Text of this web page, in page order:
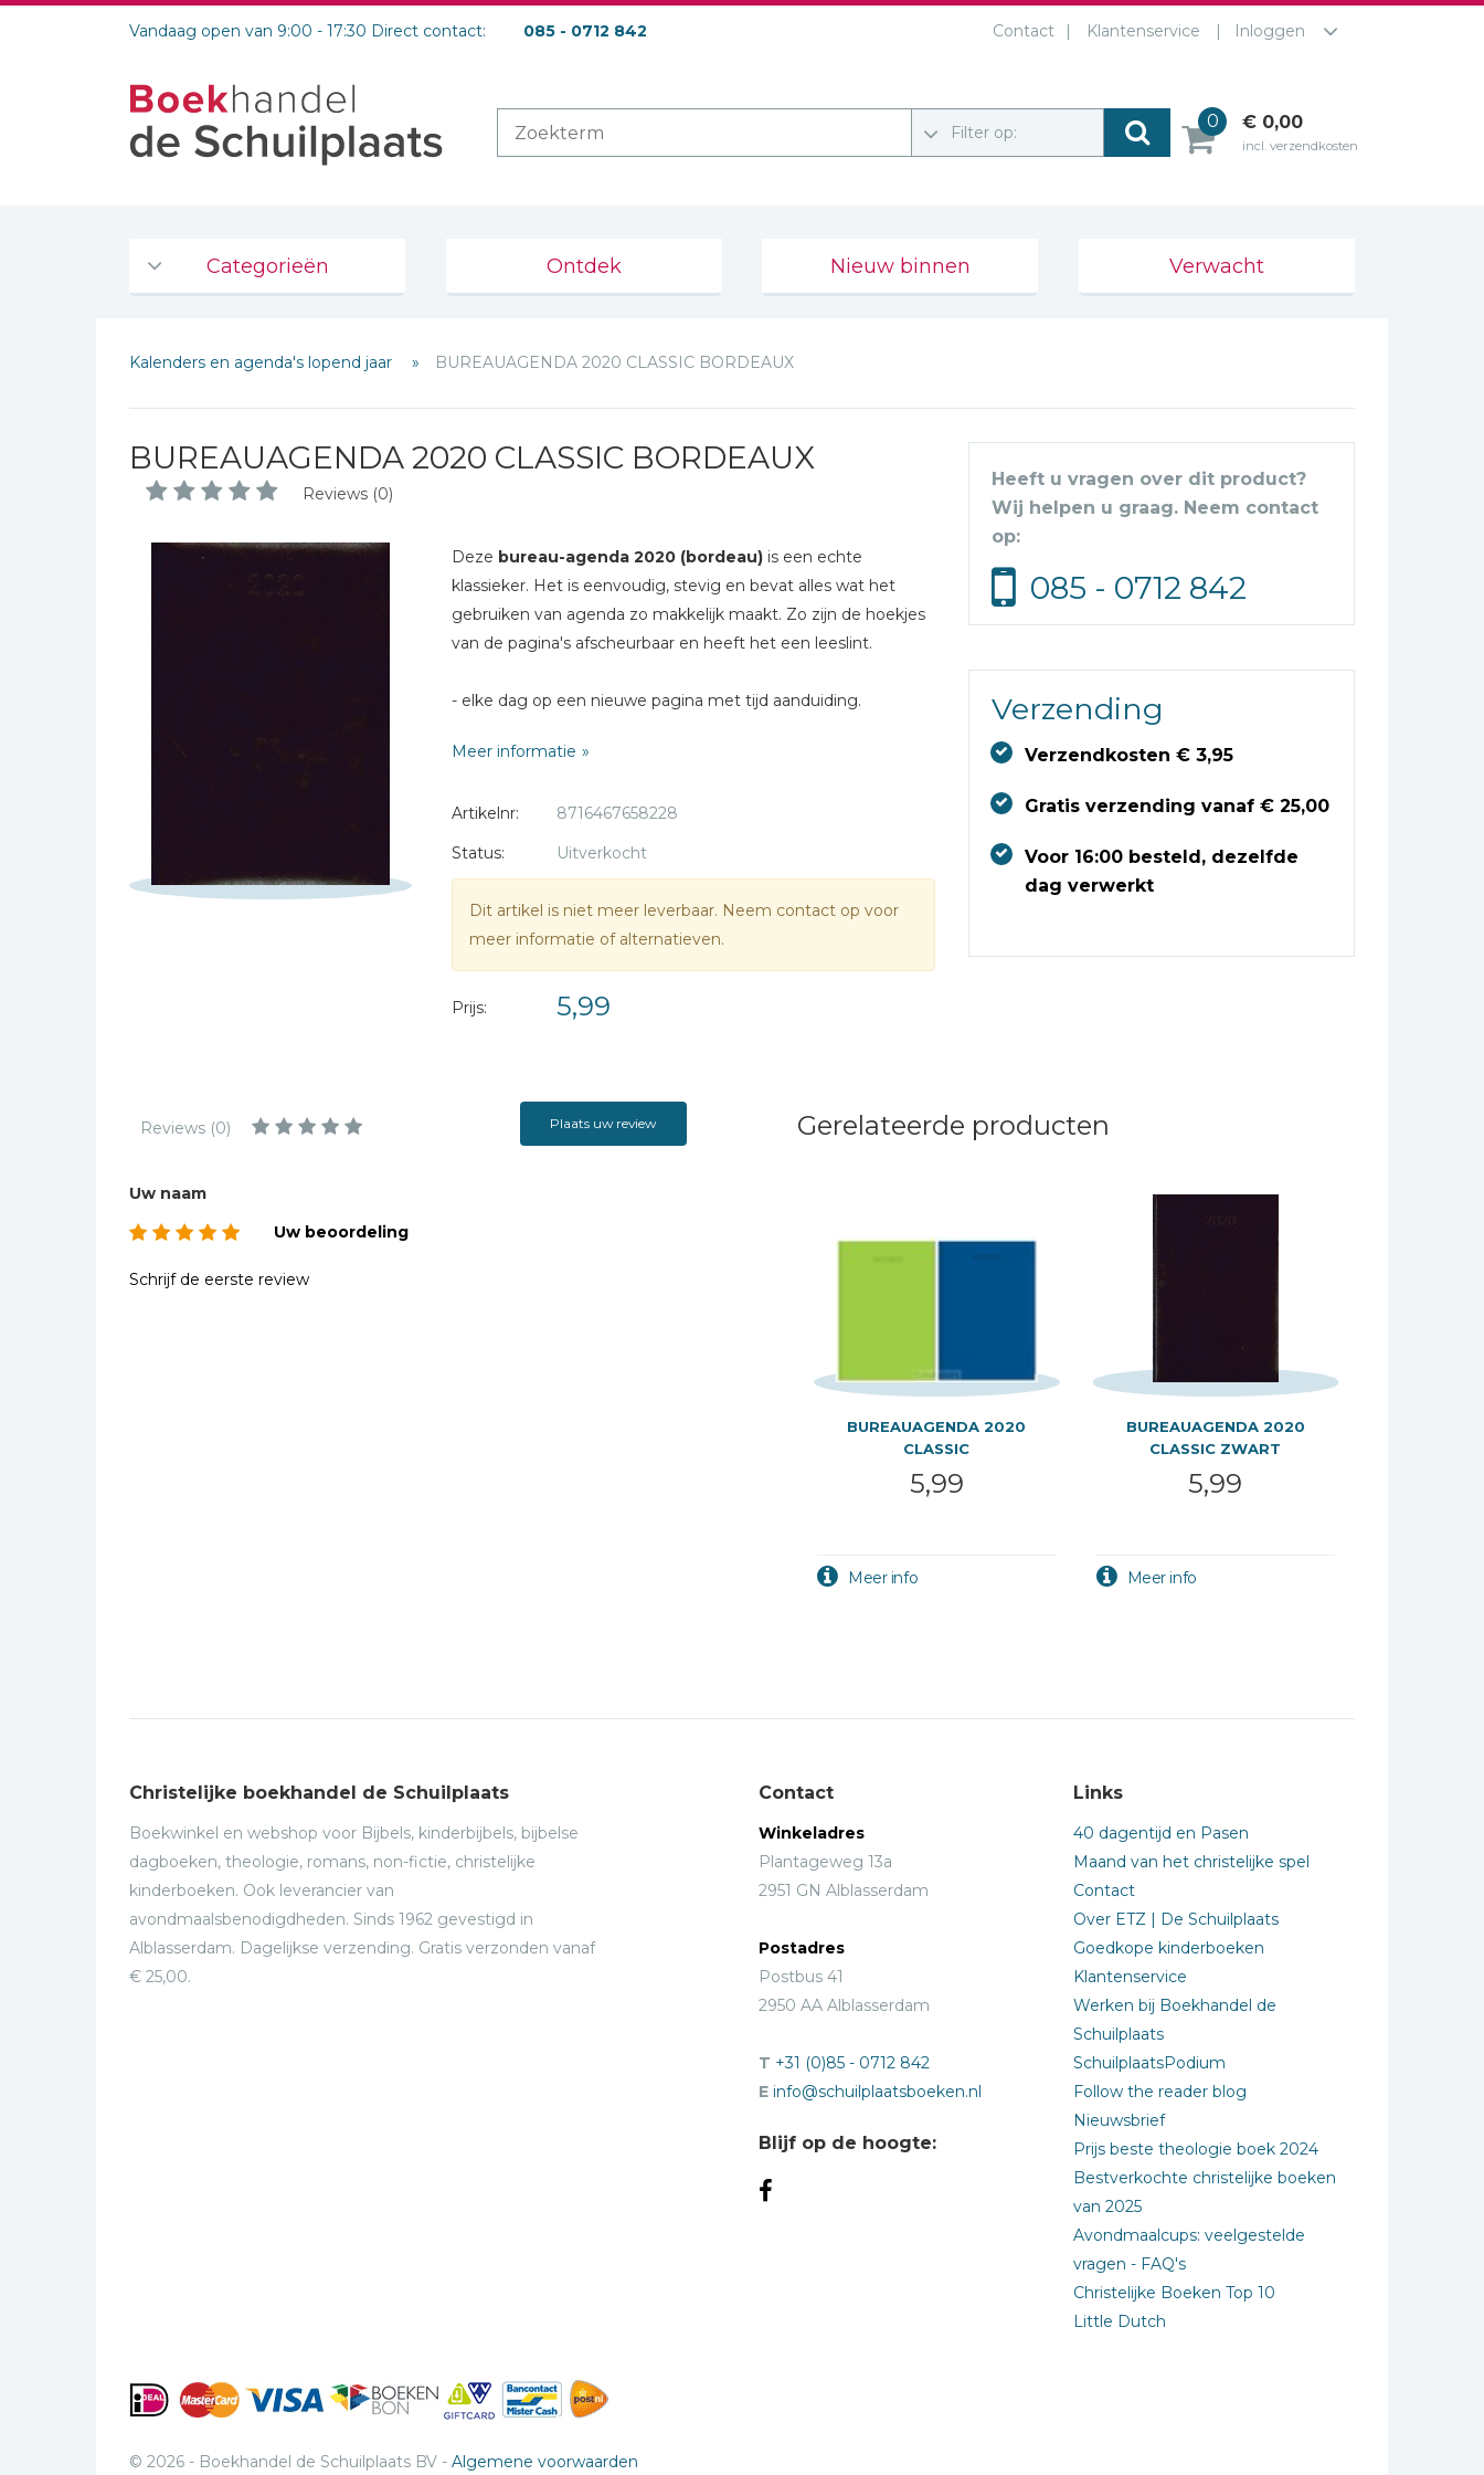
Vandaag open van 9:00 - 17:30 Direct contact: 085 - 0712 842 Contact Klantenservice Inloggen
Filter op:
0 € 0,00
incl. verzendkosten
Categorieën
De Bijbel
Bijbelse Dagboeken 2026
Bijbelstudie groepen
Israël / Jodendom
Leiderschap
Regio | Alblasserwaard
Romans
Toeristische kaarten en
gidsen
Ontdek Nieuw binnen Verwacht
Kalenders en agenda's lopend jaar BUREAUAGENDA 2020 CLASSIC BORDEAUX
BUREAUAGENDA 2020 CLASSIC BORDEAUX
Reviews (0)
Deze bureau-agenda 2020 (bordeau) is een echte
klassieker. Het is eenvoudig, stevig en bevat alles wat het
gebruiken van agenda zo makkelijk maakt. Zo zijn de hoekjes
van de pagina's afscheurbaar en heeft het een leeslint.
- elke dag op een nieuwe pagina met tijd aanduiding.
Meer informatie
Artikelnr:
8716467658228
Status:
Uitverkocht
Dit artikel is niet meer leverbaar. Neem contact op voor
meer informatie of alternatieven.
Prijs: 5,99
Heeft u vragen over dit product?
Wij helpen u graag. Neem contact
op:
085 - 0712 842
Verzending
Verzendkosten € 3,95
Gratis verzending vanaf € 25,00
Voor 16:00 besteld, dezelfde
dag verwerkt
Reviews (0) Plaats uw review
Schrijf hieronder je review!
Sterren
Uw naam
Uw beoordeling
Schrijf de eerste review
Gerelateerde producten
BUREAUAGENDA 2020
CLASSIC
5,99
BUREAUAGENDA 2020
CLASSIC ZWART
5,99
Christelijke boekhandel de Schuilplaats
Boekwinkel en webshop voor Bijbels, kinderbijbels, bijbelse
dagboeken, theologie, romans, non-fictie, christelijke
kinderboeken. Ook leverancier van
avondmaalsbenodigdheden. Sinds 1962 gevestigd in
Alblasserdam. Dagelijkse verzending. Gratis verzonden vanaf
€ 25,00.
Contact
Winkeladres
Plantageweg 13a
2951 GN Alblasserdam
Postadres
Postbus 41
2950 AA Alblasserdam
T +31 (0)85 - 0712 842
E info@schuilplaatsboeken.nl
Blijf op de hoogte:
Links
40 dagentijd en Pasen
Maand van het christelijke spel
Contact
Over ETZ | De Schuilplaats
Goedkope kinderboeken
Klantenservice
Werken bij Boekhandel de
Schuilplaats
SchuilplaatsPodium
Follow the reader blog
Nieuwsbrief
Prijs beste theologie boek 2024
Bestverkochte christelijke boeken
van 2025
Avondmaalcups: veelgestelde
vragen - FAQ's
Christelijke Boeken Top 10
Little Dutch
© 2026 - Boekhandel de Schuilplaats BV - Algemene voorwaarden